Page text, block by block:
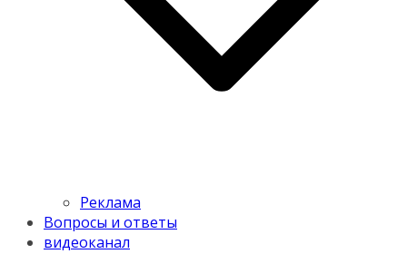
Реклама
Вопросы и ответы
видеоканал